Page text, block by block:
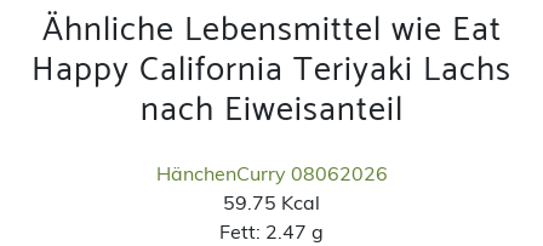
Ähnliche Lebensmittel wie Eat
Happy California Teriyaki Lachs
nach Eiweisanteil
HänchenCurry 08062026
59.75 Kcal
Fett: 2.47 g